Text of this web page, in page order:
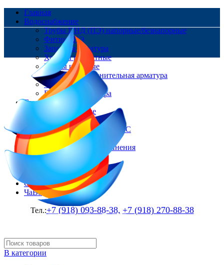
Главная
Водоснабжение
Трубы ПНД (ПЭ) напорные/безнапорные
Фитинг ПЭ
Запорная арматура
Хомуты ремонтные
Краны шаровые
Ремонтно-соединительная арматура
Фланцы
Пожарная арматура
Газоснабжение
Трубы Газовые
Фитинг ПЭ
Цокольные вводы/НСПС
Краны шаровые
Изолирующие соединения
Контакты
Доставка и оплата
Статьи
ЧаВо
Тел.:+7 (918) 093-88-38, +7 (918) 270-88-38
В категории